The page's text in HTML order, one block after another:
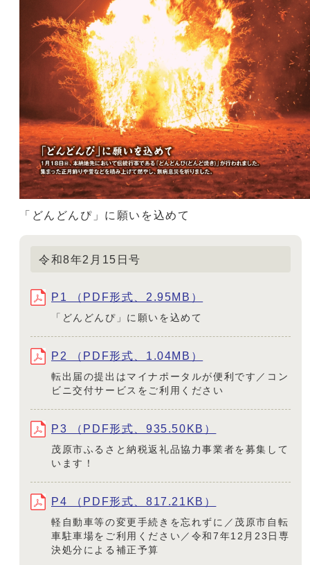
「どんどんぴ」に願いを込めて
令和8年2月15日号
P1 （PDF形式、2.95MB）
「どんどんぴ」に願いを込めて
P2 （PDF形式、1.04MB）
転出届の提出はマイナポータルが便利です／コン
ビニ交付サービスをご利用ください
P3 （PDF形式、935.50KB）
茂原市ふるさと納税返礼品協力事業者を募集して
います！
P4 （PDF形式、817.21KB）
軽自動車等の変更手続きを忘れずに／茂原市自転
車駐車場をご利用ください／令和7年12月23日専
決処分による補正予算